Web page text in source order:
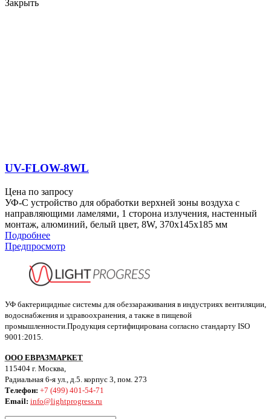
Закрыть
UV-FLOW-8WL
Цена по запросу
УФ-С устройство для обработки верхней зоны воздуха с
направляющими ламелями, 1 сторона излучения, настенный
монтаж, алюминий, белый цвет, 8W, 370x145x185 мм
Подробнее
Предпросмотр
УФ бактерицидные системы для обеззараживания в индустриях вентиляции,
водоснабжения и здравоохранения, а также в пищевой
промышленности.Продукция сертифицирована согласно стандарту ISO
9001:2015.
ООО ЕВРАЗМАРКЕТ
115404 г. Москва,
Радиальная 6-я ул., д.5. корпус 3, пом. 273
Телефон: +7 (499) 401-54-71
Email: info@lightprogress.ru